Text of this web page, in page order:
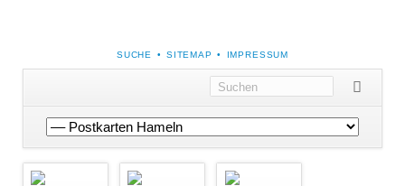
NAVIGATION
ÜBERSPRINGEN
SUCHE SITEMAP IMPRESSUM
Navigation
überspringen